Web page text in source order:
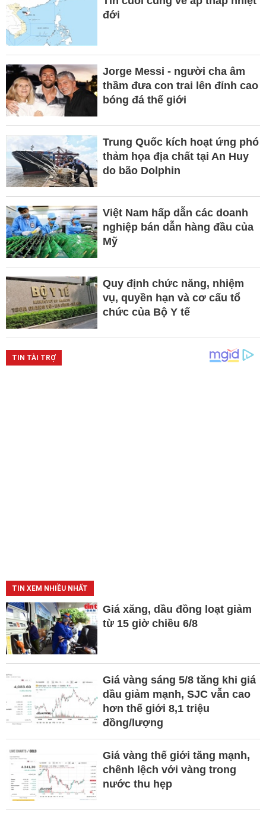
đới
Jorge Messi - người cha âm
thầm đưa con trai lên đỉnh cao
bóng đá thế giới
Trung Quốc kích hoạt ứng phó
thảm họa địa chất tại An Huy
do bão Dolphin
Việt Nam hấp dẫn các doanh
nghiệp bán dẫn hàng đầu của
Mỹ
Quy định chức năng, nhiệm
vụ, quyền hạn và cơ cấu tổ
chức của Bộ Y tế
TIN XEM NHIỀU NHẤT
Giá xăng, dầu đồng loạt giảm
từ 15 giờ chiều 6/8
Giá vàng sáng 5/8 tăng khi giá
dầu giảm mạnh, SJC vẫn cao
hơn thế giới 8,1 triệu
đồng/lượng
Giá vàng thế giới tăng mạnh,
chênh lệch với vàng trong
nước thu hẹp